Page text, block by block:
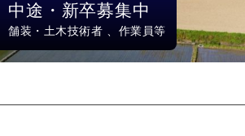
中途・新卒募集中
舗装・土木技術者 、作業員等